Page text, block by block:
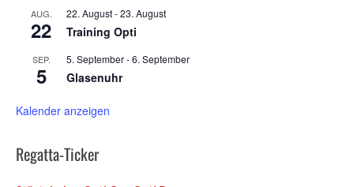
AUG.
22
22. August-23. August
Training Opti
SEP.
5
5. September-6. September
Glasenuhr
Kalender anzeigen
Regatta-Ticker